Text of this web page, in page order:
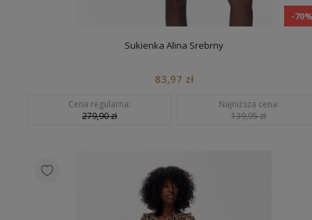
-
Sukienka Alina Srebrny
83,97 zł
Cena regularna:
279,90 zł
Najniższa cena:
139,95 zł